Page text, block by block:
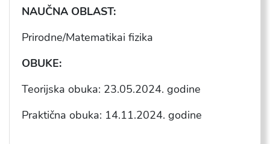
NAUČNA OBLAST:
Prirodne/Matematikai fizika
OBUKE:
Teorijska obuka: 23.05.2024. godine
Praktična obuka: 14.11.2024. godine